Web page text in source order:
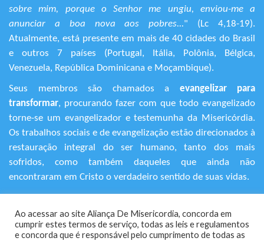
sobre mim, porque o Senhor me ungiu, enviou-me a
anunciar a boa nova aos pobres..." (Lc 4,18-19).
Atualmente, está presente em mais de 40 cidades do Brasil
e outros 7 países (Portugal, Itália, Polônia, Bélgica,
Venezuela, República Dominicana e Moçambique).
Seus membros são chamados a evangelizar para
transformar, procurando fazer com que todo evangelizado
torne-se um evangelizador e testemunha da Misericórdia.
Os trabalhos sociais e de evangelização estão direcionados à
restauração integral do ser humano, tanto dos mais
sofridos, como também daqueles que ainda não
encontraram em Cristo o verdadeiro sentido de suas vidas.
Rua Avanhandava, 616 – Bela Vista
São Paulo/SP - CEP 01306-000
Ao acessar ao site Aliança De Misericordia, concorda em
cumprir estes termos de serviço, todas as leis e regulamentos
​e concorda que é responsável pelo cumprimento de todas as